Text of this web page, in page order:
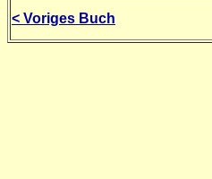
< Voriges Buch